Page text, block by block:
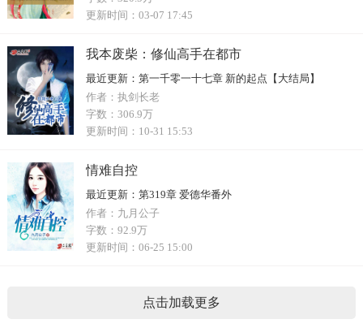
更新时间： 03-07 17:45
我本废柴：修仙高手在都市
最近更新： 第一千零一十七章 新的起点【大结局】
作者： 执剑长老
字数： 306.9万
更新时间： 10-31 15:53
情难自控
最近更新： 第319章 爱德华番外
作者： 九月公子
字数： 92.9万
更新时间： 06-25 15:00
点击加载更多